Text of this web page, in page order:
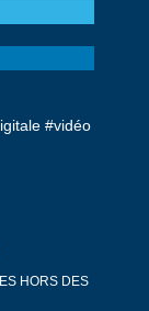
#vidéo
HORS DES